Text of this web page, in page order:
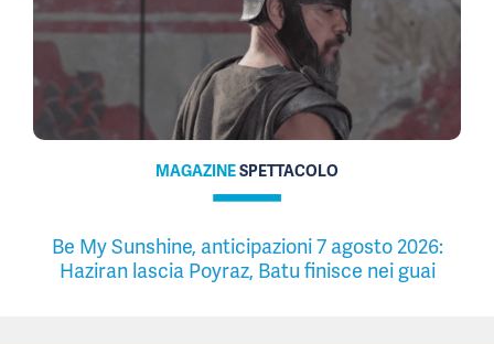
MAGAZINESPETTACOLO
Be My Sunshine, anticipazioni 7 agosto 2026:
Haziran lascia Poyraz, Batu finisce nei guai